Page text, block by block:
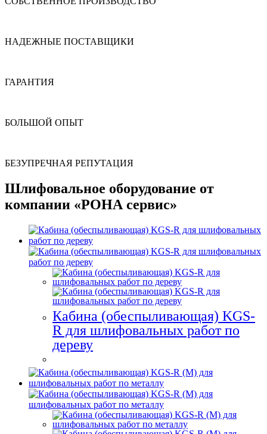
НАДЕЖНЫЕ ПОСТАВЩИКИ
ГАРАНТИЯ
БОЛЬШОЙ ОПЫТ
БЕЗУПРЕЧНАЯ РЕПУТАЦИЯ
Шлифовальное оборудование от
компании «РОНА сервис»
Кабина (обеспыливающая) KGS-
R для шлифовальных работ по
дереву